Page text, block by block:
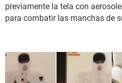
previamente la tela con
para combatir las manchas de